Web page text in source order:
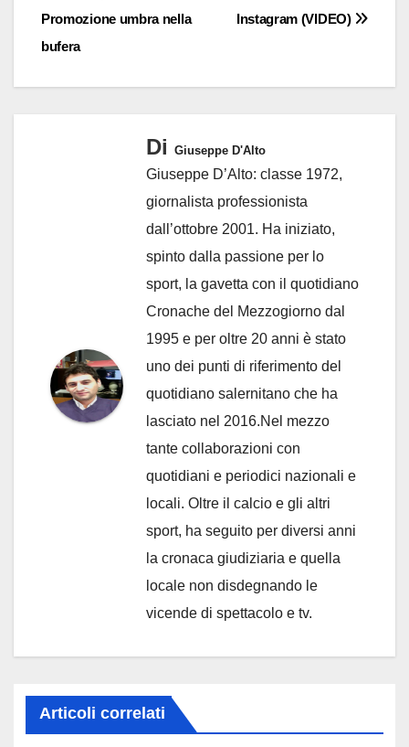
Instagram (VIDEO)
Promozione umbra nella
bufera
Di Giuseppe D'Alto
Giuseppe D’Alto: classe 1972,
giornalista professionista
dall’ottobre 2001. Ha iniziato,
spinto dalla passione per lo
sport, la gavetta con il quotidiano
Cronache del Mezzogiorno dal
1995 e per oltre 20 anni è stato
uno dei punti di riferimento del
quotidiano salernitano che ha
lasciato nel 2016.Nel mezzo
tante collaborazioni con
quotidiani e periodici nazionali e
locali. Oltre il calcio e gli altri
sport, ha seguito per diversi anni
la cronaca giudiziaria e quella
locale non disdegnando le
vicende di spettacolo e tv.
Articoli correlati